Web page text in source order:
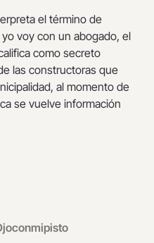
el término de
voy con un abogado, el
como secreto
las constructoras que
al momento de
se vuelve información